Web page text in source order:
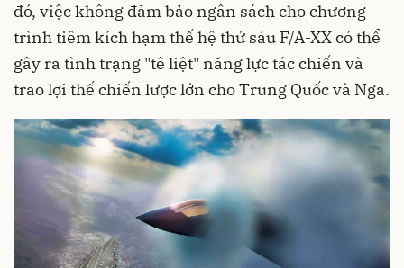
đó, việc không đảm bảo ngân sách cho chương
trình tiêm kích hạm thế hệ thứ sáu F/A-XX có thể
gây ra tình trạng "tê liệt" năng lực tác chiến và
trao lợi thế chiến lược lớn cho Trung Quốc và Nga.